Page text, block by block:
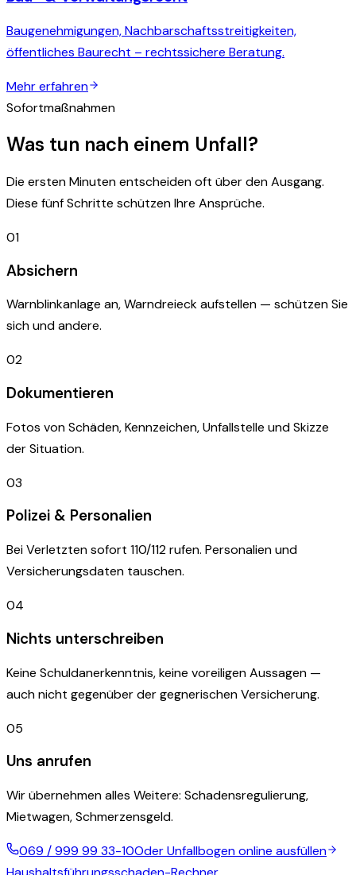
Baugenehmigungen, Nachbarschaftsstreitigkeiten,
öffentliches Baurecht – rechtssichere Beratung.
Mehr erfahren
Sofortmaßnahmen
Was tun nach einem Unfall?
Die ersten Minuten entscheiden oft über den Ausgang.
Diese fünf Schritte schützen Ihre Ansprüche.
01
Absichern
Warnblinkanlage an, Warndreieck aufstellen — schützen Sie
sich und andere.
02
Dokumentieren
Fotos von Schäden, Kennzeichen, Unfallstelle und Skizze
der Situation.
03
Polizei & Personalien
Bei Verletzten sofort 110/112 rufen. Personalien und
Versicherungsdaten tauschen.
04
Nichts unterschreiben
Keine Schuldanerkenntnis, keine voreiligen Aussagen —
auch nicht gegenüber der gegnerischen Versicherung.
05
Uns anrufen
Wir übernehmen alles Weitere: Schadensregulierung,
Mietwagen, Schmerzensgeld.
069 / 999 99 33-10Oder Unfallbogen online ausfüllen